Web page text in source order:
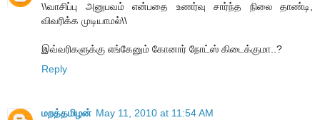
\\வாசிப்பு அனுபவம் என்பதை உணர்வு சார்ந்த நிலை தாண்டி,
விவரிக்க முடியாமல்\\
இவ்வரிகளுக்கு எங்கேனும் கோனார் நோட்ஸ் கிடைக்குமா..?
Reply
மறத்தமிழன் May 11, 2010 at 11:54 AM